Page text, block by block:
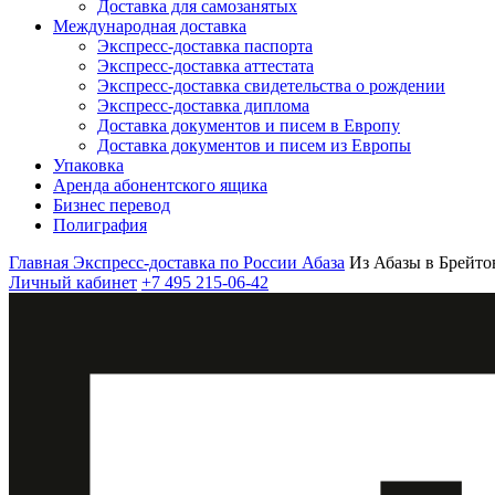
Доставка для самозанятых
Международная доставка
Экспресс-доставка паспорта
Экспресс-доставка аттестата
Экспресс-доставка свидетельства о рождении
Экспресс-доставка диплома
Доставка документов и писем в Европу
Доставка документов и писем из Европы
Упаковка
Аренда абонентского ящика
Бизнес перевод
Полиграфия
Главная Экспресс-доставка по России Абаза Из Абазы в
Личный кабинет +7 495 215-06-42